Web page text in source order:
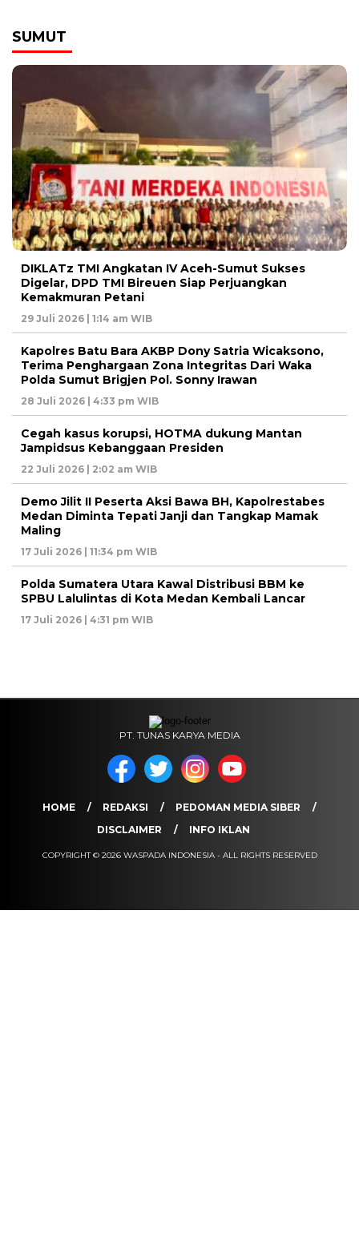
SUMUT
DIKLATz TMI Angkatan IV Aceh-Sumut Sukses
Digelar, DPD TMI Bireuen Siap Perjuangkan
Kemakmuran Petani
29 Juli 2026 | 1:14 am WIB
Kapolres Batu Bara AKBP Dony Satria Wicaksono,
Terima Penghargaan Zona Integritas Dari Waka
Polda Sumut Brigjen Pol. Sonny Irawan
28 Juli 2026 | 4:33 pm WIB
Cegah kasus korupsi, HOTMA dukung Mantan
Jampidsus Kebanggaan Presiden
22 Juli 2026 | 2:02 am WIB
Demo Jilit II Peserta Aksi Bawa BH, Kapolrestabes
Medan Diminta Tepati Janji dan Tangkap Mamak
Maling
17 Juli 2026 | 11:34 pm WIB
Polda Sumatera Utara Kawal Distribusi BBM ke
SPBU Lalulintas di Kota Medan Kembali Lancar
17 Juli 2026 | 4:31 pm WIB
PT. TUNAS KARYA MEDIA
HOME REDAKSI
PEDOMAN MEDIA SIBER
DISCLAIMER
INFO IKLAN
COPYRIGHT © 2026 WASPADA INDONESIA - ALL RIGHTS RESERVED